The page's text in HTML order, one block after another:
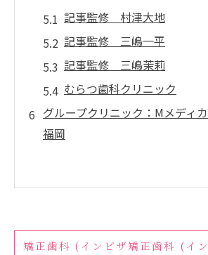
記事監修 村津大地
記事監修 三嶋一平
記事監修 三嶋茉莉
むらつ歯科クリニック
グループクリニック：Mメディ
福岡
矯正歯科 (インビザ矯正歯科 (イ